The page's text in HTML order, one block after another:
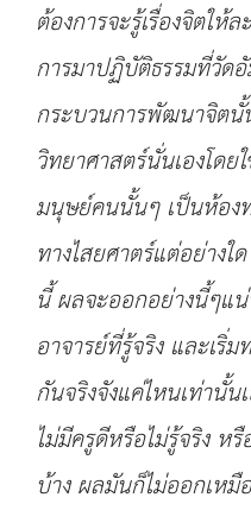
ต้องการจะรู้เรื่องจิตให้
การมาปฏิบัติธรรมที่วัด
กระบวนการพัฒนาจิตนั้
วิทยาศาสตร์นั่นเองโดย
มนุษย์คนนั้นๆ เป็นห้อง
ทางไสยศาตร์แต่อย่าง
นี้ ผลจะออกอย่างนี้ๆแ
อาจารย์ที่รู้จริง และเริ่
กันจริงจังแค่ไหนเท่านั้น
ไม่มีครูดีหรือไม่รู้จริง ห
บ้าง ผลมันก็ไม่ออกเห